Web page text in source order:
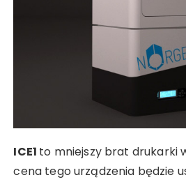
ICE1 to mniejszy brat drukarki
cena tego urządzenia będzie